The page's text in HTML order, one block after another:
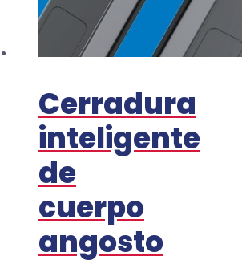
Cerradura
inteligente
de
cuerpo
angosto